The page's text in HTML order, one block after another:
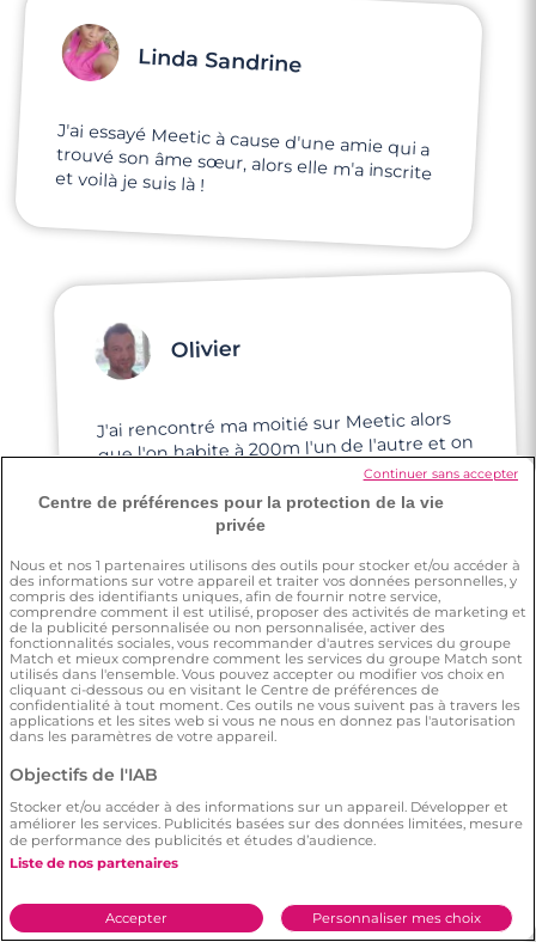
Linda Sandrine
J'ai essayé Meetic à cause d'une amie qui a
trouvé son âme sœur, alors elle m'a inscrite
et voilà je suis là !
Olivier
J'ai rencontré ma moitié sur Meetic alors
que l'on habite à 200m l'un de l'autre et on
ne s'était jamais vu auparavant.
Aujourd'hui, nous sommes ensemble c'est
une belle aventure qui commence... Merci
Angelique
Au début j'étais sceptique, ensuite je me
suis dit go, et là j'ai rencontré quelqu'un de
bien
Centre de préférences pour la protection de la vie
privée
Nous et nos 1 partenaires utilisons des outils pour stocker et/ou accéder à
des informations sur votre appareil et traiter vos données personnelles, y
compris des identifiants uniques, afin de fournir notre service,
comprendre comment il est utilisé, proposer des activités de marketing et
de la publicité personnalisée ou non personnalisée, activer des
fonctionnalités sociales, vous recommander d'autres services du groupe
Match et mieux comprendre comment les services du groupe Match sont
utilisés dans l'ensemble. Vous pouvez accepter ou modifier vos choix en
cliquant ci-dessous ou en visitant le Centre de préférences de
confidentialité à tout moment. Ces outils ne vous suivent pas à travers les
applications et les sites web si vous ne nous en donnez pas l'autorisation
dans les paramètres de votre appareil.
Objectifs de l'IAB
Stocker et/ou accéder à des informations sur un appareil. Développer et
améliorer les services. Publicités basées sur des données limitées, mesure
de performance des publicités et études d’audience.
Liste de nos partenaires
Personnaliser mes choix
Accepter
Continuer sans accepter